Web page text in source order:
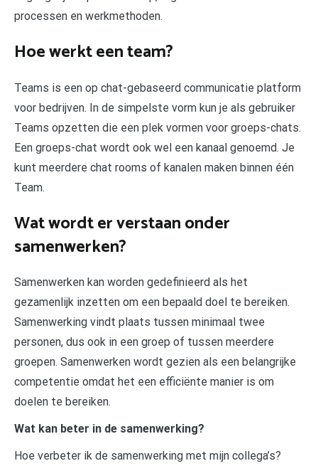
processen en werkmethoden.
Hoe werkt een team?
Teams is een op chat-gebaseerd communicatie platform
voor bedrijven. In de simpelste vorm kun je als gebruiker
Teams opzetten die een plek vormen voor groeps-chats.
Een groeps-chat wordt ook wel een kanaal genoemd. Je
kunt meerdere chat rooms of kanalen maken binnen één
Team.
Wat wordt er verstaan onder
samenwerken?
Samenwerken kan worden gedefinieerd als het
gezamenlijk inzetten om een bepaald doel te bereiken.
Samenwerking vindt plaats tussen minimaal twee
personen, dus ook in een groep of tussen meerdere
groepen. Samenwerken wordt gezien als een belangrijke
competentie omdat het een efficiënte manier is om
doelen te bereiken.
Wat kan beter in de samenwerking?
Hoe verbeter ik de samenwerking met mijn collega’s?